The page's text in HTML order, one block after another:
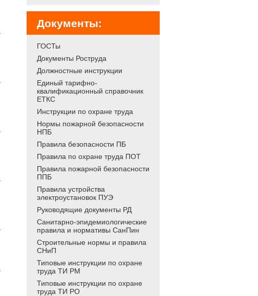
Документы:
ГОСТы
Документы Роструда
Должностные инструкции
Единый тарифно-
квалификационный справочник
ЕТКС
Инструкции по охране труда
Нормы пожарной безопасности
НПБ
Правила безопасности ПБ
Правила по охране труда ПОТ
Правила пожарной безопасности
ППБ
Правила устройства
электроустановок ПУЭ
Руководящие документы РД
Санитарно-эпидемиологические
правила и нормативы СанПин
Строительные нормы и правила
СНиП
Типовые инструкции по охране
труда ТИ РМ
Типовые инструкции по охране
труда ТИ РО